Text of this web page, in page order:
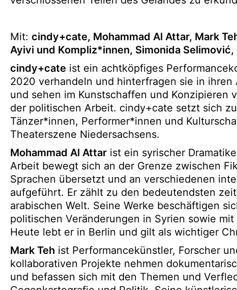
Mit: cindy+cate, Mohammad Al Attar, Mark
Ayivi und Kompliz*innen, Simonida Selimović,
cindy+cate ist ein achtköpfiges
2020 verhandeln und hinterfragen sie in
und sehen im Kunstschaffen und Konzipieren
der politischen Arbeit. cindy+cate setzt sich
Tänzer*innen, Performer*innen und
Theaterszene Niedersachsens.
Mohammad Al Attar ist ein syrischer
Arbeit bewegt sich an der Grenze zwischen
Sprachen übersetzt und an verschiedenen
aufgeführt. Er zählt zu den bedeutendsten
arabischen Welt. Seine Werke beschäftigen
politischen Veränderungen in Syrien sowie
Heute lebt er in Berlin und gilt als wichtiger
Mark Teh ist Performancekünstler, Forscher
kollaborativen Projekte nehmen
und befassen sich mit den Themen und